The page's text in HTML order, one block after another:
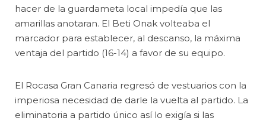
hacer de la guardameta local impedía que las
amarillas anotaran. El Beti Onak volteaba el
marcador para establecer, al descanso, la máxima
ventaja del partido (16-14) a favor de su equipo.
El Rocasa Gran Canaria regresó de vestuarios con la
imperiosa necesidad de darle la vuelta al partido. La
eliminatoria a partido único así lo exigía si las